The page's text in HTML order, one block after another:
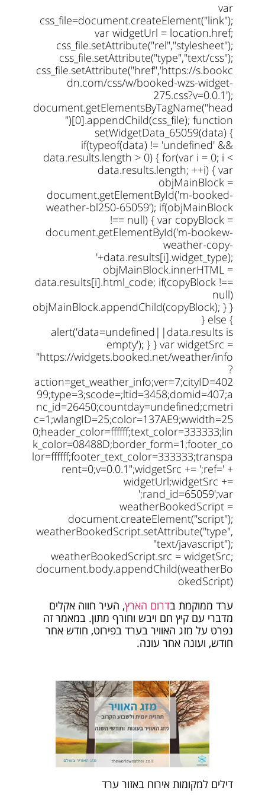
var
css_file=document.createElement("link");
var widgetUrl = location.href;
css_file.setAttribute("rel","stylesheet");
css_file.setAttribute("type","text/css");
css_file.setAttribute("href",'https://s.bookc
dn.com/css/w/booked-wzs-widget-
275.css?v=0.0.1');
document.getElementsByTagName("head
")[0].appendChild(css_file); function
setWidgetData_65059(data) {
if(typeof(data) != 'undefined' &&
data.results.length > 0) { for(var i = 0; i <
data.results.length; ++i) { var
objMainBlock =
document.getElementById('m-booked-
weather-bl250-65059'); if(objMainBlock
!== null) { var copyBlock =
document.getElementById('m-bookew-
weather-copy-
'+data.results[i].widget_type);
objMainBlock.innerHTML =
data.results[i].html_code; if(copyBlock !==
null)
objMainBlock.appendChild(copyBlock); } }
} else {
alert('data=undefined||data.results is
empty'); } } var widgetSrc =
"https://widgets.booked.net/weather/info
?
action=get_weather_info;ver=7;cityID=402
99;type=3;scode=;ltid=3458;domid=407;a
nc_id=26450;countday=undefined;cmetri
c=1;wlangID=25;color=137AE9;wwidth=25
0;header_color=ffffff;text_color=333333;lin
k_color=08488D;border_form=1;footer_co
lor=ffffff;footer_text_color=333333;transpa
rent=0;v=0.0.1";widgetSrc += ';ref=' +
widgetUrl;widgetSrc +=
';rand_id=65059';var
weatherBookedScript =
document.createElement("script");
weatherBookedScript.setAttribute("type",
"text/javascript");
weatherBookedScript.src = widgetSrc;
document.body.appendChild(weatherBo
okedScript)
ערד ממוקמת בדרום הארץ, העיר חווה אקלים
מדברי עם קיץ חם ויבש וחורף מתון. במאמר זה
נפרט על מזג האוויר בערד בפירוט, חודש אחר
חודש, ועונה אחר עונה.
דילים למקומות אירוח באזור ערד